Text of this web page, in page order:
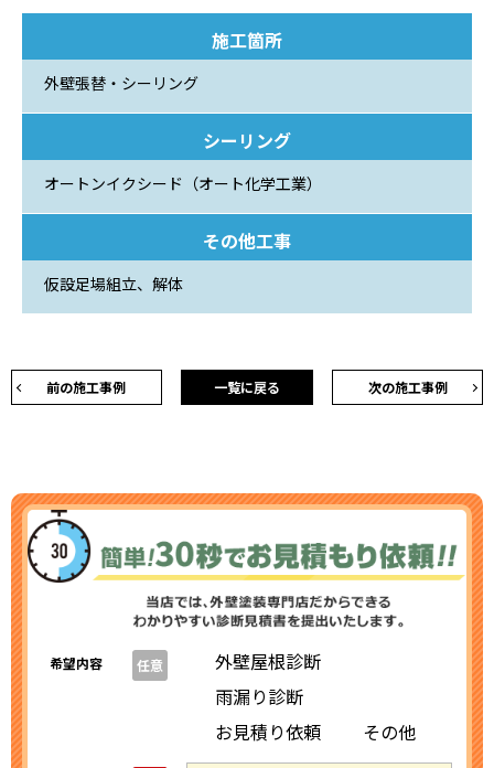
施工箇所
外壁張替・シーリング
シーリング
オートンイクシード（オート化学工業）
その他工事
仮設足場組立、解体
前の施工事例 次の施工事例
一覧に戻る
希望内容 任意
外壁屋根診断
雨漏り診断
お見積り依頼
その他